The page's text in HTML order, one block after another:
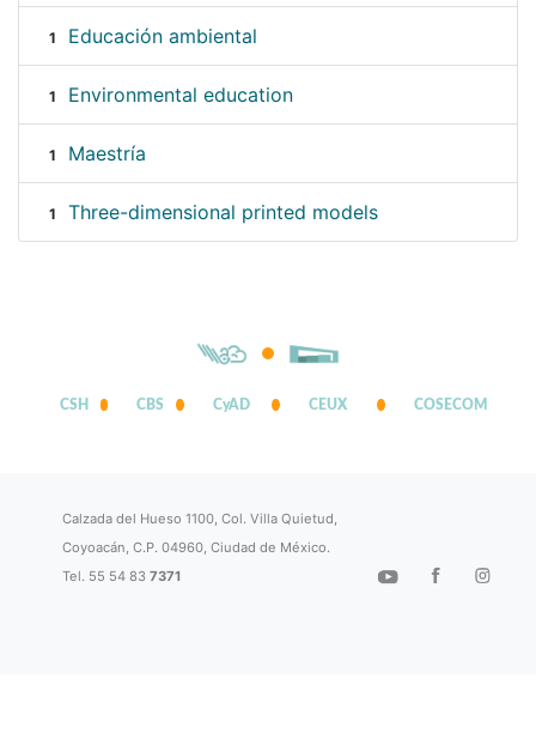
1 Educación ambiental
1 Environmental education
1 Maestría
1 Three-dimensional printed models
CSH CBS CyAD CEUX COSECOM
Calzada del Hueso 1100, Col. Villa Quietud,
Coyoacán, C.P. 04960, Ciudad de México.
Tel. 55 54 837371